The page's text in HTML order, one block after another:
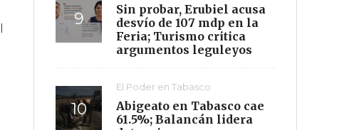
Sin probar, Erubiel acusa
desvío de 107 mdp en la
Feria; Turismo critica
argumentos leguleyos
El Poder en Tabasco
Abigeato en Tabasco cae
61.5%; Balancán lidera